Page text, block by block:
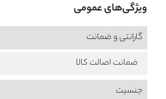
ویژگی‌های عمومی
گارانتی و ضمانت
ضمانت اصالت کالا
جنسیت